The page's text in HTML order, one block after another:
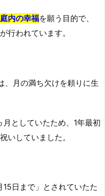
内の幸福を願う目的で、
行われています。
、月の満ち欠けを頼りに生
月としていたため、1年最初
いしていました。
日まで」とされていたた